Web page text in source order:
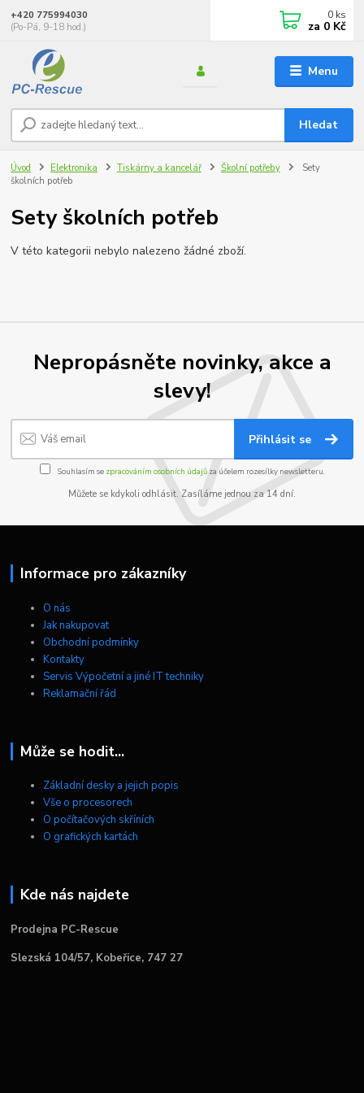
Menu
Hledat
+420 775994030
(Po-Pá, 9-18 hod.)
0 ks
za 0 Kč
Úvod Elektronika Tiskárny a kancelář Školní potřeby
Sety
školních potřeb
Sety školních potřeb
V této kategorii nebylo nalezeno žádné zboží.
Nepropásněte novinky, akce a
slevy!
Přihlásit se
Souhlasím se zpracováním osobních údajůza účelem rozesílky newsletteru.
Můžete se kdykoli odhlásit. Zasíláme jednou za 14 dní.
Informace pro zákazníky
O nás
Jak nakupovat
Obchodní podmínky
Kontakty
Servis Výpočetní a jiné IT techniky
Reklamační řád
Může se hodit...
Základní desky a jejich popis
Vše o procesorech
O počítačových skříních
O grafických kartách
Kde nás najdete
Prodejna PC-Rescue
Slezská 104/57, Kobeřice, 747 27